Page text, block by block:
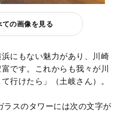
ての画像を見る
浜にもない魅力があり、川崎
です。これからも我々が川
行けたら」（土岐さん）。
ラスのタワーには次の文字が